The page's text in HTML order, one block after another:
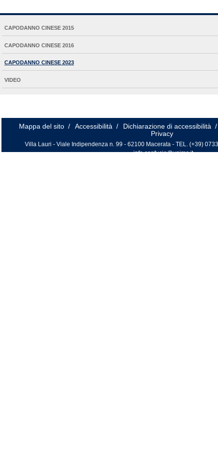
EXTENDED
CAPODANNO CINESE 2015
CAPODANNO CINESE 2016
CAPODANNO CINESE 2023
VIDEO
Mappa del sito / Accessibilità / Dichiarazione di accessibilità /
Privacy
Villa Lauri - Viale Indipendenza n. 99 - 62100 Macerata - TEL. (+39)
info.confucio@unimc.it